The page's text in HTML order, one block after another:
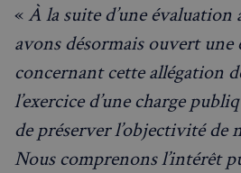
«À la suite d’une
avons désormais ouvert une
concernant cette allégation
l’exercice d’une charge
de préserver l’objectivité
Nous comprenons l’intérêt